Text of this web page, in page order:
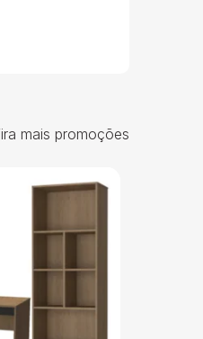
mais promoções